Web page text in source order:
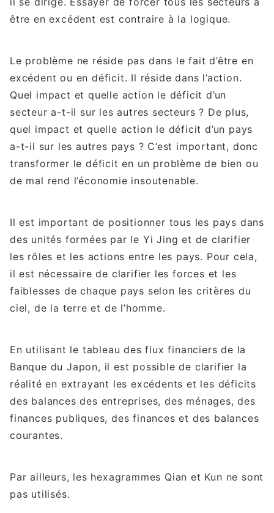
être en excédent est contraire à la logique.
Le problème ne réside pas dans le fait d’être en
excédent ou en déficit. Il réside dans l’action.
Quel impact et quelle action le déficit d’un
secteur a-t-il sur les autres secteurs ? De plus,
quel impact et quelle action le déficit d’un pays
a-t-il sur les autres pays ? C’est important, donc
transformer le déficit en un problème de bien ou
de mal rend l’économie insoutenable.
Il est important de positionner tous les pays dans
des unités formées par le Yi Jing et de clarifier
les rôles et les actions entre les pays. Pour cela,
il est nécessaire de clarifier les forces et les
faiblesses de chaque pays selon les critères du
ciel, de la terre et de l’homme.
En utilisant le tableau des flux financiers de la
Banque du Japon, il est possible de clarifier la
réalité en extrayant les excédents et les déficits
des balances des entreprises, des ménages, des
finances publiques, des finances et des balances
courantes.
Par ailleurs, les hexagrammes Qian et Kun ne sont
pas utilisés.